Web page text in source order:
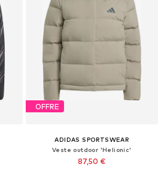
OFFRE
ADIDAS SPORTSWEAR
Veste outdoor 'Helionic'
87,50 €